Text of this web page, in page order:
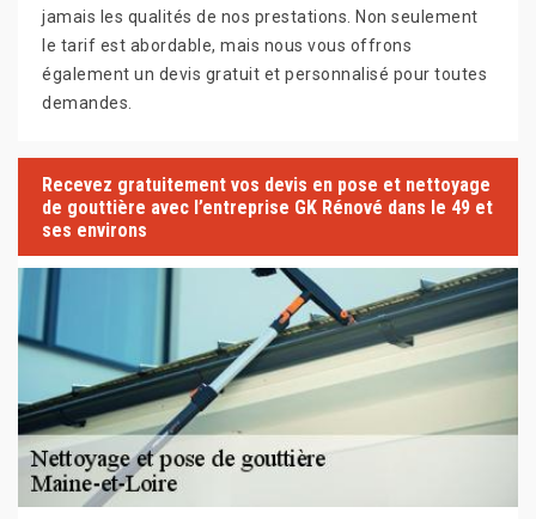
jamais les qualités de nos prestations. Non seulement
le tarif est abordable, mais nous vous offrons
également un devis gratuit et personnalisé pour toutes
demandes.
Recevez gratuitement vos devis en pose et nettoyage
de gouttière avec l’entreprise GK Rénové dans le 49 et
ses environs